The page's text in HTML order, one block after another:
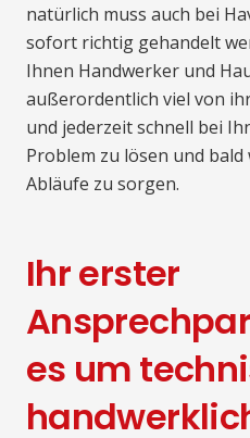
natürlich muss auch bei
sofort richtig gehandelt
Ihnen Handwerker und
außerordentlich viel von
und jederzeit schnell bei
Problem zu lösen und
Abläufe zu sorgen.
Ihr erster
es um